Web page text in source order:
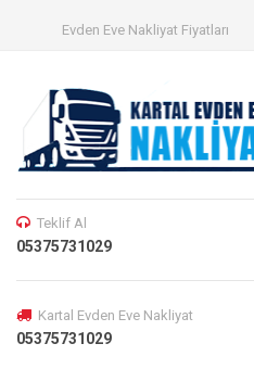
Evden Eve Nakliyat Fiyatları
Teklif Al
05375731029
Kartal Evden Eve Nakliyat
05375731029